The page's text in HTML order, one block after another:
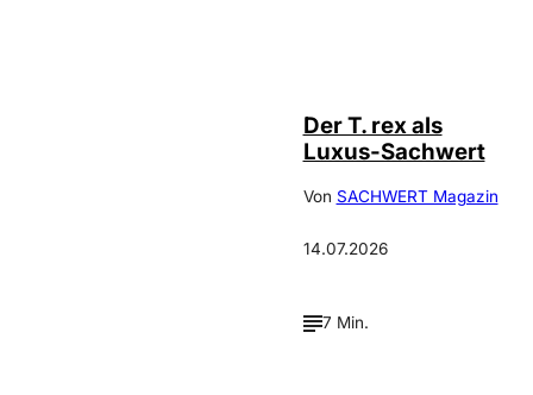
Der T. rex als
Luxus-Sachwert
Von SACHWERT Magazin
14.07.2026
7 Min.